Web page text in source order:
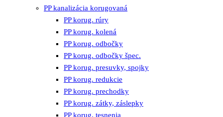
PP kanalizácia korugovaná
PP korug. rúry
PP korug. kolená
PP korug. odbočky
PP korug. odbočky špec.
PP korug. presuvky, spojky
PP korug. redukcie
PP korug. prechodky
PP korug. zátky, záslepky
PP korug. tesnenia